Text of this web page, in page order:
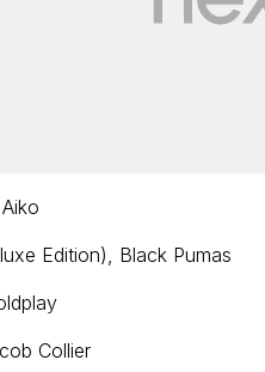
Edition), Black Pumas
Collier